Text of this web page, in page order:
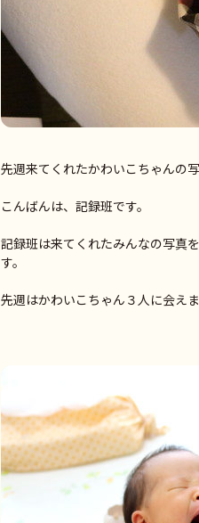
先週来てくれたかわいこちゃんの
こんばんは、記録班です。
記録班は来てくれたみんなの写真
す。
先週はかわいこちゃん３人に会えま